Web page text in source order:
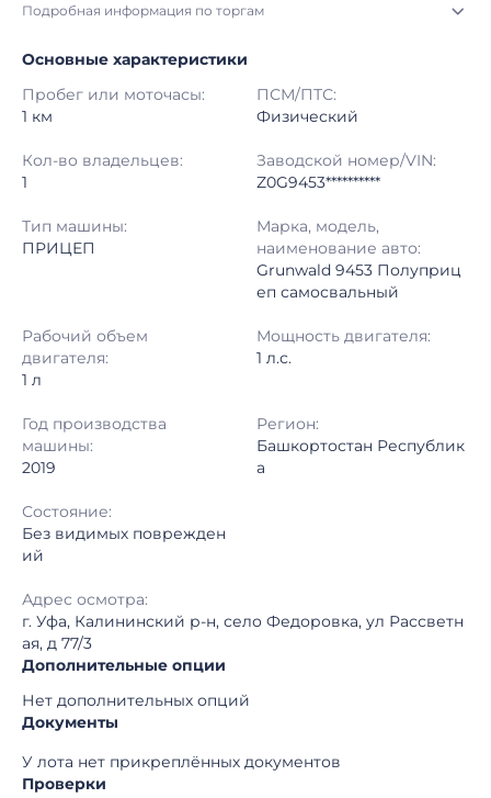
Подробная информация по торгам
Начало торгов: 03.08.2026, 08:08 МСК
Конец торгов: 10.08.2026, 07:48 МСК
Тип аукциона: Открытые торги
Шаг торгов: 50 000 ₽
Регион: Башкортостан Республика
Основные характеристики
Пробег или моточасы:
1 км
ПСМ/ПТС:
Физический
Кол-во владельцев:
1
Заводской номер/VIN:
Z0G9453**********
Тип машины:
ПРИЦЕП
Марка, модель,
наименование авто:
Grunwald 9453 Полуприц
еп самосвальный
Рабочий объем
двигателя:
1 л
Мощность двигателя:
1 л.с.
Год производства
машины:
2019
Регион:
Башкортостан Республик
а
Состояние:
Без видимых поврежден
ий
Адрес осмотра:
г. Уфа, Калининский р-н, село Федоровка, ул Рассветн
ая, д 77/3
Дополнительные опции
Нет дополнительных опций
Документы
У лота нет прикреплённых документов
Проверки